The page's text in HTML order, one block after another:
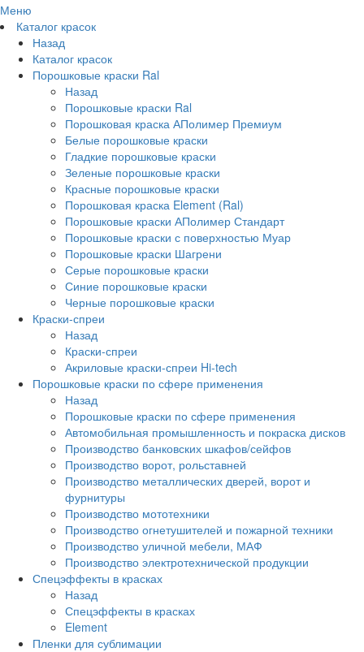
Меню
Каталог красок
Назад
Каталог красок
Порошковые краски Ral
Назад
Порошковые краски Ral
Порошковая краска АПолимер Премиум
Белые порошковые краски
Гладкие порошковые краски
Зеленые порошковые краски
Красные порошковые краски
Порошковая краска Element (Ral)
Порошковые краски АПолимер Стандарт
Порошковые краски с поверхностью Муар
Порошковые краски Шагрени
Серые порошковые краски
Синие порошковые краски
Черные порошковые краски
Краски-спреи
Назад
Краски-спреи
Акриловые краски-спреи Hi-tech
Порошковые краски по сфере применения
Назад
Порошковые краски по сфере применения
Автомобильная промышленность и покраска дисков
Производство банковских шкафов/сейфов
Производство ворот, рольставней
Производство металлических дверей, ворот и
фурнитуры
Производство мототехники
Производство огнетушителей и пожарной техники
Производство уличной мебели, МАФ
Производство электротехнической продукции
Спецэффекты в красках
Назад
Спецэффекты в красках
Element
Пленки для сублимации